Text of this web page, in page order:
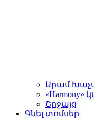
Արամ
Շրջայց
Գնել տոմսեր